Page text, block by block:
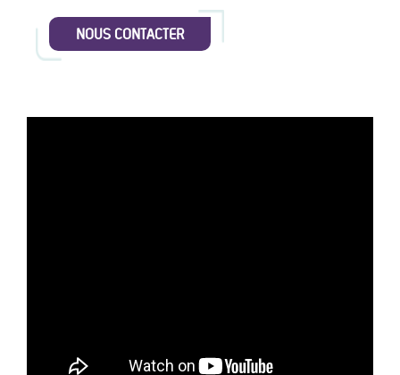
NOUS CONTACTER